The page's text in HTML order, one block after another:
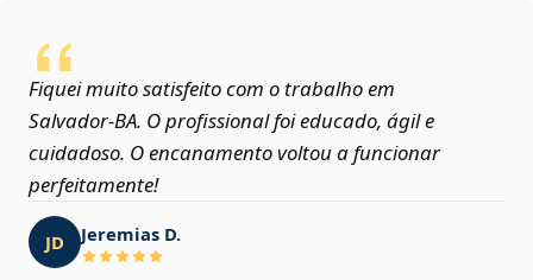
Fiquei muito satisfeito com o trabalho em
Salvador‑BA. O profissional foi educado, ágil e
cuidadoso. O encanamento voltou a funcionar
perfeitamente!
JD Jeremias D.